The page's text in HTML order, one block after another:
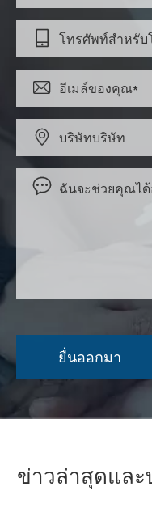




ข่าวล่าสุดและ